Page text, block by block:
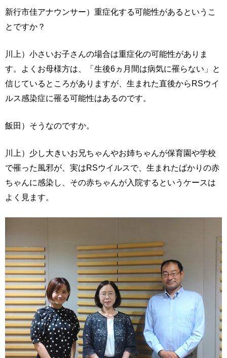
新行市佳アナウンサー）重症化する可能性があるというこ
とですか？
川上）小さいお子さんの場合は重症化の可能性がありま
す。よくお母様方は、「生後6ヵ月間は病気に罹らない」と
信じているところがありますが、生まれた直後からRSウイ
ルス感染症に罹る可能性はあるのです。
飯田）そうなのですか。
川上）少し大きいお兄ちゃんやお姉ちゃんが保育園や学校
で罹った風邪が、実はRSウイルスで、生まれたばかりの赤
ちゃんに感染し、その赤ちゃんが入院するというケースは
よく見ます。